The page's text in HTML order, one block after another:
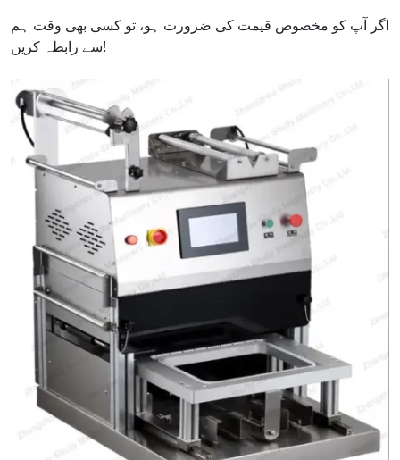
اگر آپ کو مخصوص قیمت کی ضرورت ہو، تو کسی بھی وقت ہم
سے رابطہ کریں!